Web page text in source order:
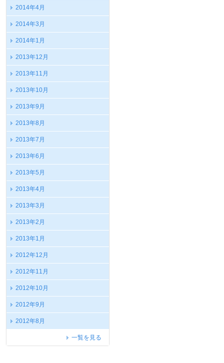
2014年4月
2014年3月
2014年1月
2013年12月
2013年11月
2013年10月
2013年9月
2013年8月
2013年7月
2013年6月
2013年5月
2013年4月
2013年3月
2013年2月
2013年1月
2012年12月
2012年11月
2012年10月
2012年9月
2012年8月
一覧を見る